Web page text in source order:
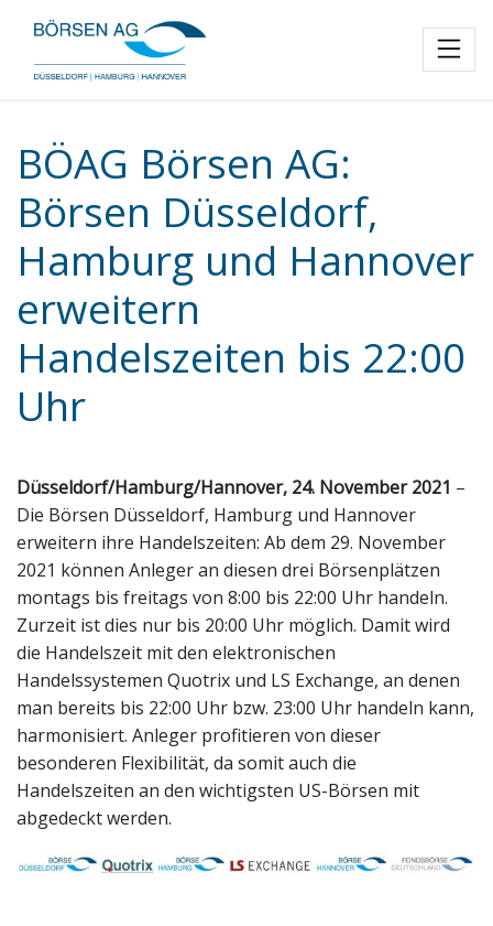
BÖAG Börsen AG:
Börsen Düsseldorf,
Hamburg und Hannover
erweitern
Handelszeiten bis 22:00
Uhr
Düsseldorf/Hamburg/Hannover, 24. November 2021 –
Die Börsen Düsseldorf, Hamburg und Hannover
erweitern ihre Handelszeiten: Ab dem 29. November
2021 können Anleger an diesen drei Börsenplätzen
montags bis freitags von 8:00 bis 22:00 Uhr handeln.
Zurzeit ist dies nur bis 20:00 Uhr möglich. Damit wird
die Handelszeit mit den elektronischen
Handelssystemen Quotrix und LS Exchange, an denen
man bereits bis 22:00 Uhr bzw. 23:00 Uhr handeln kann,
harmonisiert. Anleger profitieren von dieser
besonderen Flexibilität, da somit auch die
Handelszeiten an den wichtigsten US-Börsen mit
abgedeckt werden.